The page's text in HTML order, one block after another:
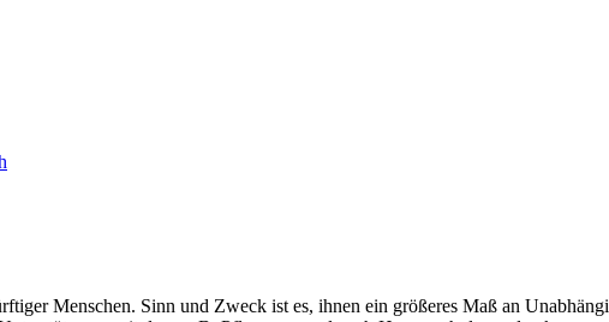
Menschen. Sinn und Zweck ist es, ihnen ein größeres Maß an